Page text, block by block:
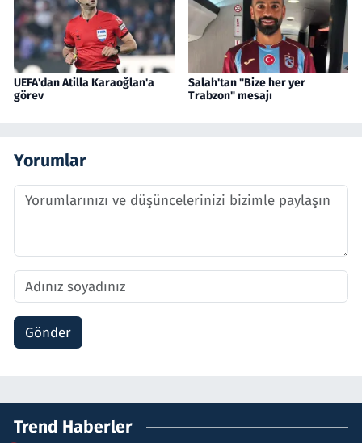
UEFA'dan Atilla Karaoğlan'a
görev
Salah'tan "Bize her yer
Trabzon" mesajı
Yorumlar
Gönder
Trend Haberler